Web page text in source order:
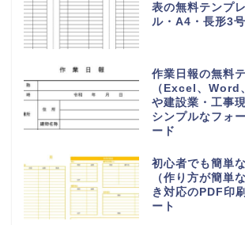
表の無料テンプ
ル・A4・長形3
作業日報の無料
（Excel、Word
や建設業・工事
シンプルなフォ
ード
初心者でも簡単
（作り方が簡単
き対応のPDF印
ート